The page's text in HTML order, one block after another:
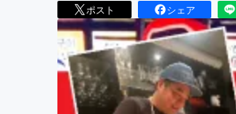
ポスト シェア